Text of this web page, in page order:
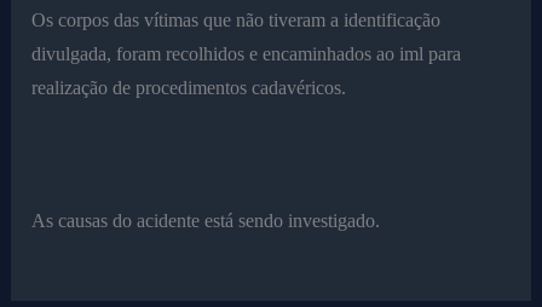
Os corpos das vítimas que não tiveram a identificação
divulgada, foram recolhidos e encaminhados ao iml para
realização de procedimentos cadavéricos.
As causas do acidente está sendo investigado.